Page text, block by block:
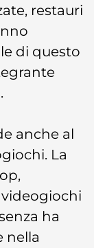
restauri
di questo
anche al
La
ha
nella